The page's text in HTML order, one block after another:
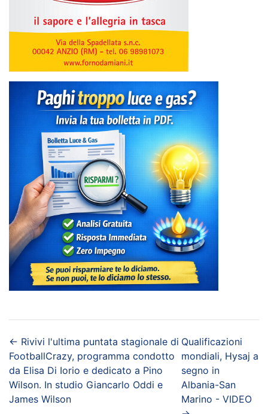
← Rivivi l'ultima puntata stagionale di
FootballCrazy, programma condotto
da Elisa Di Iorio e dedicato a Pino
Wilson. In studio Giancarlo Oddi e
James Wilson
Qualificazioni
mondiali, Hysaj a
segno in
Albania-San
Marino - VIDEO